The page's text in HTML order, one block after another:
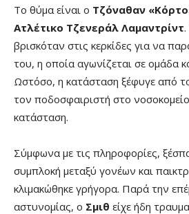
Το θύμα είναι ο Τζόναθαν
Ατλέτικο Τζενεράλ Λαμαντρίντ
βρισκόταν στις κερκίδες για να
του, η οποία αγωνίζεται σε ομάδα
Ωστόσο, η κατάσταση ξέφυγε από
τον ποδοσφαιριστή στο
κατάσταση.
Σύμφωνα με τις πληροφορίες,
συμπλοκή μεταξύ γονέων και
κλιμακώθηκε γρήγορα. Παρά την
αστυνομίας, ο Σμιθ είχε ήδη